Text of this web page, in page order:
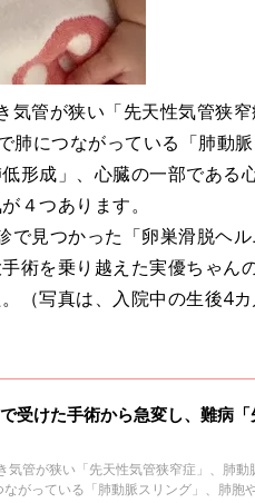
管が狭い「先天性気管狭
肺につながっている「肺動
形成」、心臓の一部である
４つあります。
で見つかった「卵巣滑脱ヘ
術を乗り越えた実優ちゃん
（写真は、入院中の生後4
受けた手術から急変し、難病
管が狭い「先天性気管狭窄症」、肺動
がっている「肺動脈スリング」、肺胞